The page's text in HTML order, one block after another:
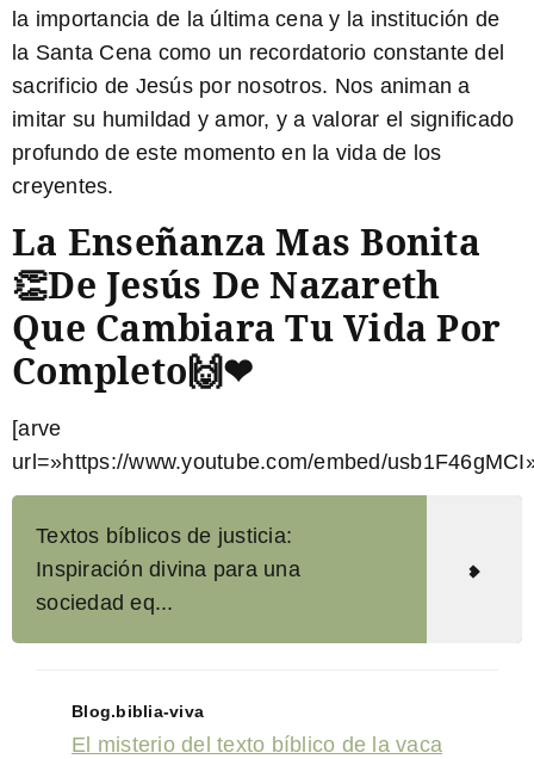
la importancia de la última cena y la institución de
la Santa Cena como un recordatorio constante del
sacrificio de Jesús por nosotros. Nos animan a
imitar su humildad y amor, y a valorar el significado
profundo de este momento en la vida de los
creyentes.
La Enseñanza Mas Bonita
👏de Jesús De Nazareth
Que Cambiara Tu Vida Por
Completo🙌❤
[arve
url=»https://www.youtube.com/embed/
Textos bíblicos de justicia:
Inspiración divina para una
sociedad eq...
Blog.biblia-viva
El misterio del texto bíblico de la vaca